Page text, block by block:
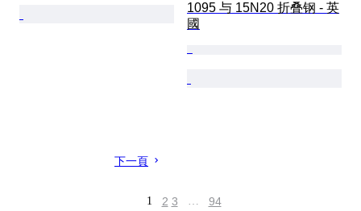
1095 与 15N20 折叠钢 - 英
國
下一頁
1 2 3 … 94